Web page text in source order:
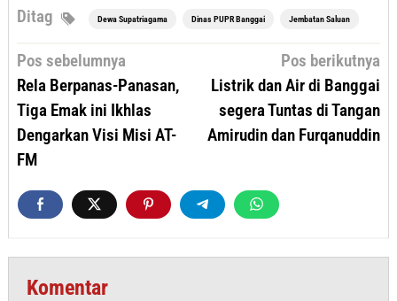
Ditag Dewa Supatriagama Dinas PUPR Banggai Jembatan Saluan
Navigasi
pos
Pos sebelumnya
Rela Berpanas-Panasan,
Tiga Emak ini Ikhlas
Dengarkan Visi Misi AT-
FM
Pos berikutnya
Listrik dan Air di Banggai
segera Tuntas di Tangan
Amirudin dan Furqanuddin
Komentar